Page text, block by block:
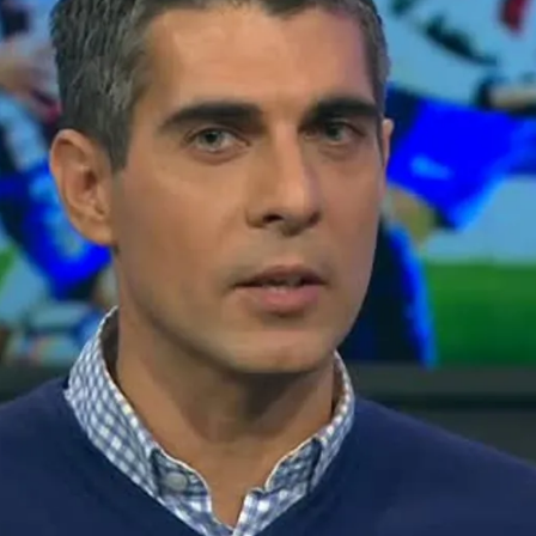
WhatsappFacebook
X